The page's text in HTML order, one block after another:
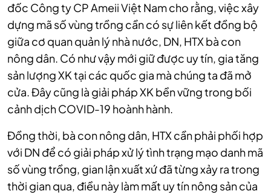
đốc Công ty CP Ameii Việt Nam cho rằng, việc xây
dựng mã số vùng trồng cần có sự liên kết đồng bộ
giữa cơ quan quản lý nhà nước, DN, HTX bà con
nông dân. Có như vậy mới giữ được uy tín, gia tăng
sản lượng XK tại các quốc gia mà chúng ta đã mở
cửa. Đây cũng là giải pháp XK bền vững trong bối
cảnh dịch COVID-19 hoành hành.
Đồng thời, bà con nông dân, HTX cần phải phối hợp
với DN để có giải pháp xử lý tình trạng mạo danh mã
số vùng trồng, gian lận xuất xứ đã từng xảy ra trong
thời gian qua, điều này làm mất uy tín nông sản của